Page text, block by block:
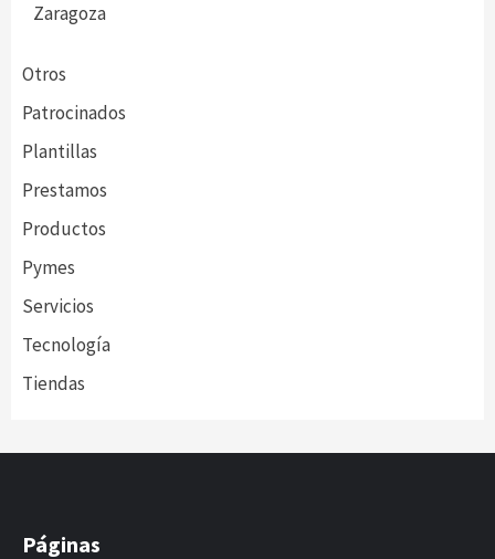
Zaragoza
Otros
Patrocinados
Plantillas
Prestamos
Productos
Pymes
Servicios
Tecnología
Tiendas
Páginas